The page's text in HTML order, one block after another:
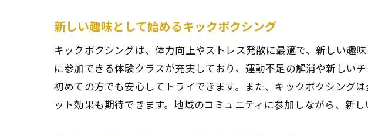
あなたに合ったキックボ
自分に合ったトレーニ
プラン選びに役立つチ
経験者からのアドバイ
新しい趣味として始めるキックボクシング
キックボクシングは、体力向上やストレス発散に最適で、新しい趣
に参加できる体験クラスが充実しており、運動不足の解消や新しい
初めての方でも安心してトライできます。また、キックボクシング
ット効果も期待できます。地域のコミュニティに参加しながら、新